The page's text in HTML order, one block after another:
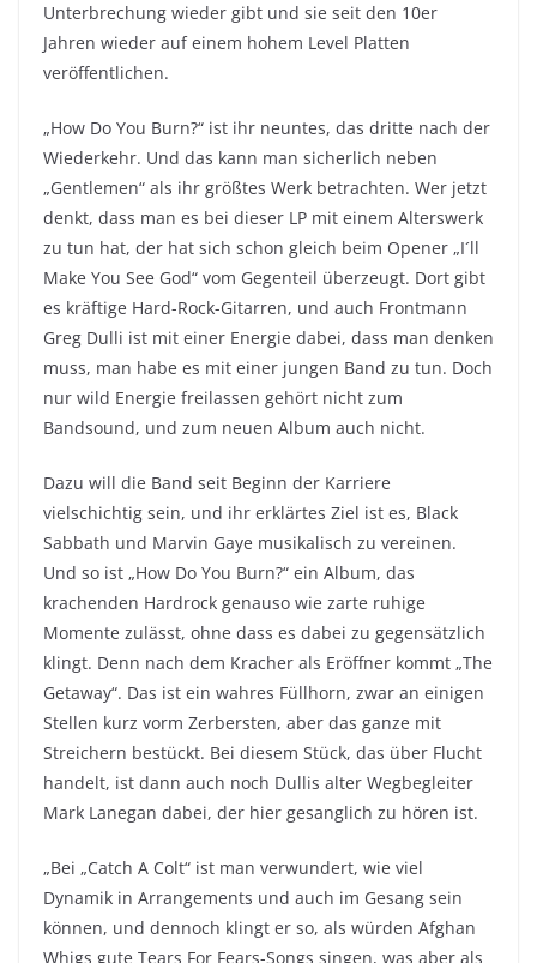
Unterbrechung wieder gibt und sie seit den 10er
Jahren wieder auf einem hohem Level Platten
veröffentlichen.
„How Do You Burn?“ ist ihr neuntes, das dritte nach der
Wiederkehr. Und das kann man sicherlich neben
„Gentlemen“ als ihr größtes Werk betrachten. Wer jetzt
denkt, dass man es bei dieser LP mit einem Alterswerk
zu tun hat, der hat sich schon gleich beim Opener „I´ll
Make You See God“ vom Gegenteil überzeugt. Dort gibt
es kräftige Hard-Rock-Gitarren, und auch Frontmann
Greg Dulli ist mit einer Energie dabei, dass man denken
muss, man habe es mit einer jungen Band zu tun. Doch
nur wild Energie freilassen gehört nicht zum
Bandsound, und zum neuen Album auch nicht.
Dazu will die Band seit Beginn der Karriere
vielschichtig sein, und ihr erklärtes Ziel ist es, Black
Sabbath und Marvin Gaye musikalisch zu vereinen.
Und so ist „How Do You Burn?“ ein Album, das
krachenden Hardrock genauso wie zarte ruhige
Momente zulässt, ohne dass es dabei zu gegensätzlich
klingt. Denn nach dem Kracher als Eröffner kommt „The
Getaway“. Das ist ein wahres Füllhorn, zwar an einigen
Stellen kurz vorm Zerbersten, aber das ganze mit
Streichern bestückt. Bei diesem Stück, das über Flucht
handelt, ist dann auch noch Dullis alter Wegbegleiter
Mark Lanegan dabei, der hier gesanglich zu hören ist.
„Bei „Catch A Colt“ ist man verwundert, wie viel
Dynamik in Arrangements und auch im Gesang sein
können, und dennoch klingt er so, als würden Afghan
Whigs gute Tears For Fears-Songs singen, was aber als